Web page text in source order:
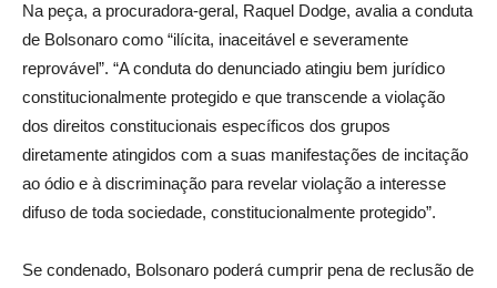
Na peça, a procuradora-geral, Raquel Dodge, avalia a conduta
de Bolsonaro como “ilícita, inaceitável e severamente
reprovável”. “A conduta do denunciado atingiu bem jurídico
constitucionalmente protegido e que transcende a violação
dos direitos constitucionais específicos dos grupos
diretamente atingidos com a suas manifestações de incitação
ao ódio e à discriminação para revelar violação a interesse
difuso de toda sociedade, constitucionalmente protegido”.
Se condenado, Bolsonaro poderá cumprir pena de reclusão de